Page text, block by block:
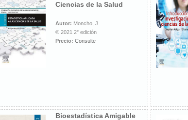
Ciencias de la Salud
Autor: Moncho, J.
© 2021 2° edición
Precio: Consulte
Bioestadística Amigable